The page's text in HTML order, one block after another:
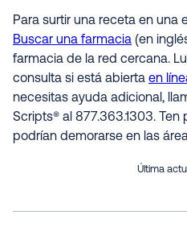
Para surtir una receta en una
Buscar una farmacia (en
farmacia de la red cercana.
consulta si está abierta en
necesitas ayuda adicional,
Scripts® al 877.363.1303.
podrían demorarse en las
Última